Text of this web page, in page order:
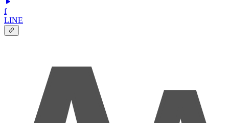
f
LINE